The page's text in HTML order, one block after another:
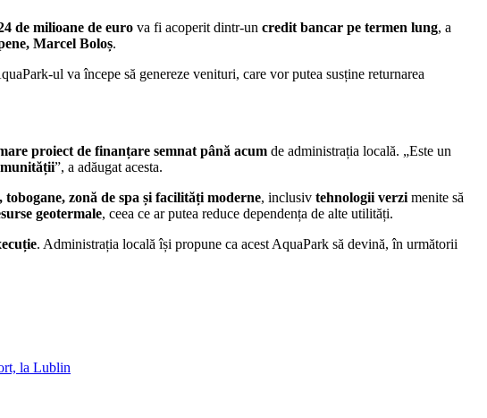
de milioane de euro va fi acoperit dintr-un credit bancar pe termen lung, a
Marcel Boloș.
ul va începe să genereze venituri, care vor putea susține returnarea
proiect de finanțare semnat până acum de administrația locală. „Este un
”, a adăugat acesta.
zonă de spa și facilități moderne, inclusiv tehnologii verzi menite să
geotermale, ceea ce ar putea reduce dependența de alte utilități.
. Administrația locală își propune ca acest AquaPark să devină, în următorii
la Lublin